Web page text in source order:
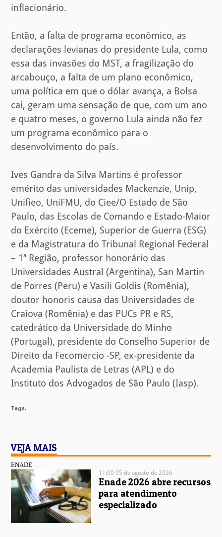
inflacionário.
Então, a falta de programa econômico, as
declarações levianas do presidente Lula, como
essa das invasões do MST, a fragilização do
arcabouço, a falta de um plano econômico,
uma política em que o dólar avança, a Bolsa
cai, geram uma sensação de que, com um ano
e quatro meses, o governo Lula ainda não fez
um programa econômico para o
desenvolvimento do país.
Ives Gandra da Silva Martins é professor
emérito das universidades Mackenzie, Unip,
Unifieo, UniFMU, do Ciee/O Estado de São
Paulo, das Escolas de Comando e Estado-Maior
do Exército (Eceme), Superior de Guerra (ESG)
e da Magistratura do Tribunal Regional Federal
– 1ª Região, professor honorário das
Universidades Austral (Argentina), San Martin
de Porres (Peru) e Vasili Goldis (Romênia),
doutor honoris causa das Universidades de
Craiova (Romênia) e das PUCs PR e RS,
catedrático da Universidade do Minho
(Portugal), presidente do Conselho Superior de
Direito da Fecomercio -SP, ex-presidente da
Academia Paulista de Letras (APL) e do
Instituto dos Advogados de São Paulo (Iasp).
Tags:
VEJA MAIS
ENADE
11:00 05 de agosto de 2026
Enade 2026 abre recursos
para atendimento
especializado